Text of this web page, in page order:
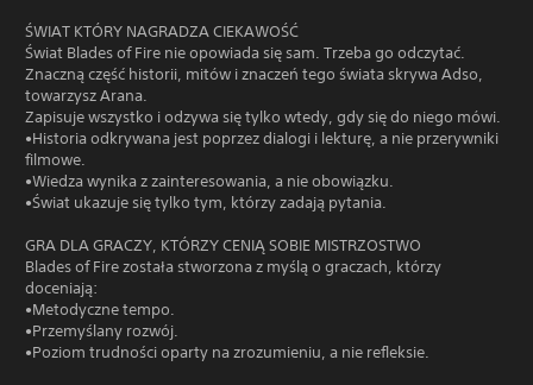
ŚWIAT KTÓRY NAGRADZA CIEKAWOŚĆ
Świat Blades of Fire nie opowiada się sam. Trzeba go odczytać.
Znaczną część historii, mitów i znaczeń tego świata skrywa Adso,
towarzysz Arana.
Zapisuje wszystko i odzywa się tylko wtedy, gdy się do niego mówi.
•Historia odkrywana jest poprzez dialogi i lekturę, a nie przerywniki
filmowe.
•Wiedza wynika z zainteresowania, a nie obowiązku.
•Świat ukazuje się tylko tym, którzy zadają pytania.
GRA DLA GRACZY, KTÓRZY CENIĄ SOBIE MISTRZOSTWO
Blades of Fire została stworzona z myślą o graczach, którzy
doceniają:
•Metodyczne tempo.
•Przemyślany rozwój.
•Poziom trudności oparty na zrozumieniu, a nie refleksie.